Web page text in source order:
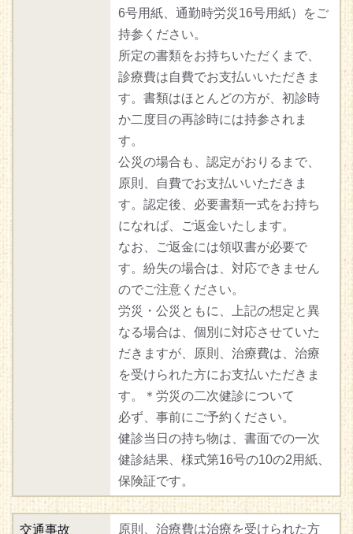
6号用紙、通勤時労災16号用紙）をご
持参ください。
所定の書類をお持ちいただくまで、
診療費は自費でお支払いいただきま
す。書類はほとんどの方が、初診時
か二度目の再診時には持参されま
す。
公災の場合も、認定がおりるまで、
原則、自費でお支払いいただきま
す。認定後、必要書類一式をお持ち
になれば、ご返金いたします。
なお、ご返金には領収書が必要で
す。紛失の場合は、対応できません
のでご注意ください。
労災・公災ともに、上記の想定と異
なる場合は、個別に対応させていた
だきますが、原則、治療費は、治療
を受けられた方にお支払いただきま
す。＊労災の二次健診について
必ず、事前にご予約ください。
健診当日の持ち物は、書面での一次
健診結果、様式第16号の10の2用紙、
保険証です。
交通事故 原則、治療費は治療を受けられた方